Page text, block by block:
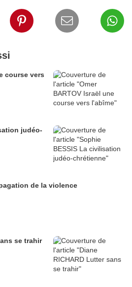
course vers
judéo-
de la violence
se trahir